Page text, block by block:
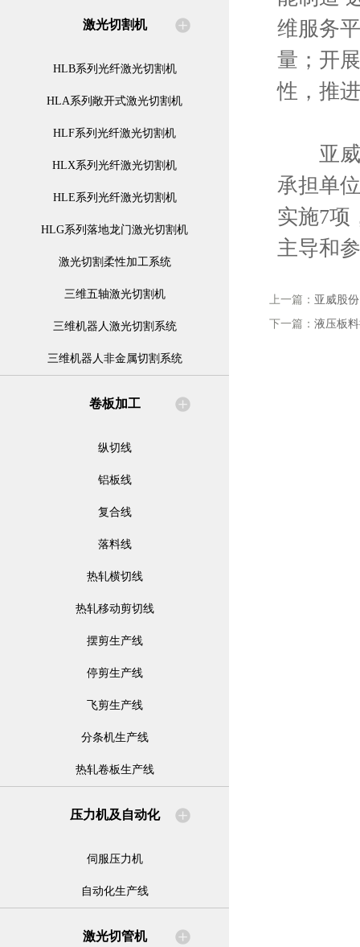
激光切割机
HLB系列光纤激光切割机
HLA系列敞开式激光切割机
HLF系列光纤激光切割机
HLX系列光纤激光切割机
HLE系列光纤激光切割机
HLG系列落地龙门激光切割机
激光切割柔性加工系统
三维五轴激光切割机
三维机器人激光切割系统
三维机器人非金属切割系统
卷板加工
纵切线
铝板线
复合线
落料线
热轧横切线
热轧移动剪切线
摆剪生产线
停剪生产线
飞剪生产线
分条机生产线
热轧卷板生产线
压力机及自动化
伺服压力机
自动化生产线
激光切管机
维服务
量；开
性，推
亚威
承担单
实施7项
主导和
上一篇： 亚威股
下一篇： 液压板